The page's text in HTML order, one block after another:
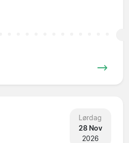
Lørdag
28 Nov
2026